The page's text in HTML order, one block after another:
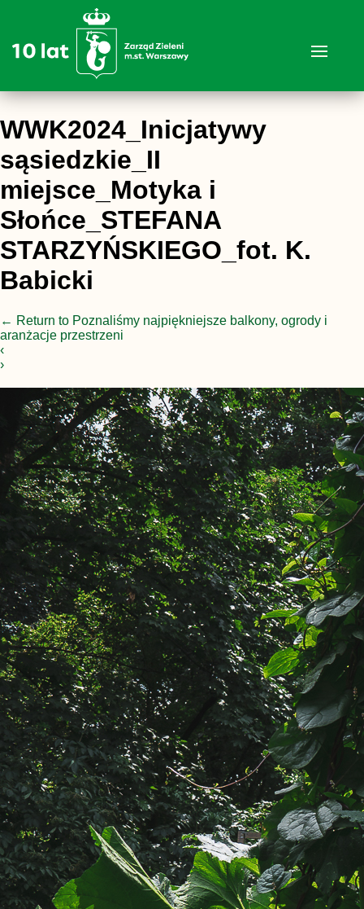
WWK2024_Inicjatywy
sąsiedzkie_II
miejsce_Motyka i
Słońce_STEFANA
STARZYŃSKIEGO_fot. K.
Babicki
← Return to Poznaliśmy najpiękniejsze balkony, ogrody i
aranżacje przestrzeni
‹
›